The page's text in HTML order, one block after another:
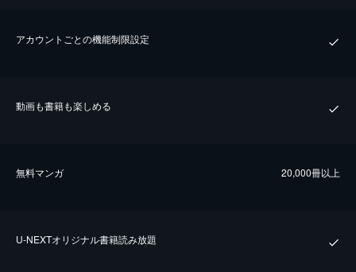
アカウントごとの機能制限設定
動画も書籍も楽しめる
無料マンガ 20,000冊以上
U-NEXTオリジナル書籍読み放題